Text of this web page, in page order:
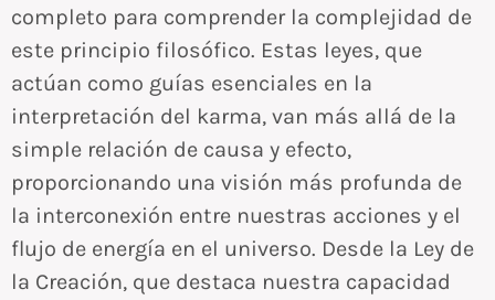
completo para comprender la complejidad de
este principio filosófico. Estas leyes, que
actúan como guías esenciales en la
interpretación del karma, van más allá de la
simple relación de causa y efecto,
proporcionando una visión más profunda de
la interconexión entre nuestras acciones y el
flujo de energía en el universo. Desde la Ley de
la Creación, que destaca nuestra capacidad